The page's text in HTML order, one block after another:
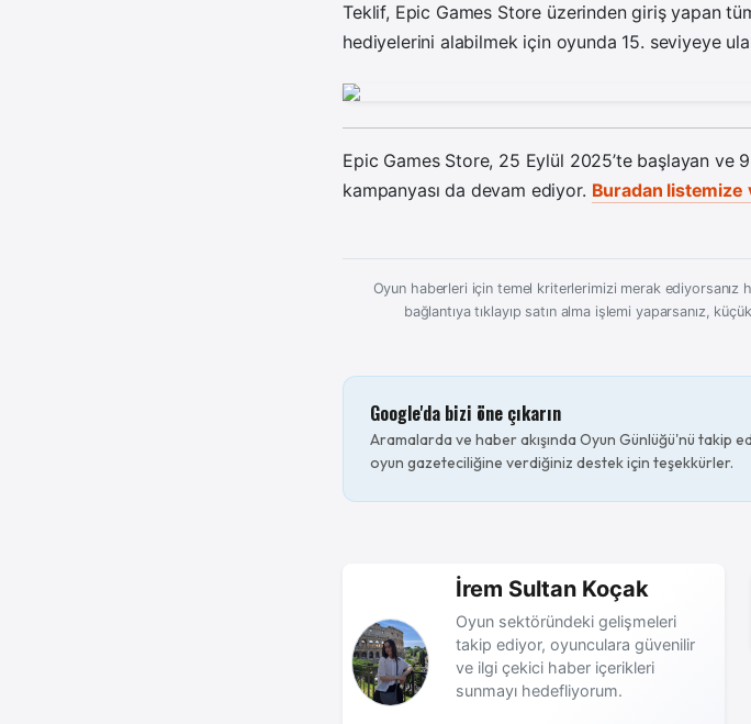
Teklif, Epic Games Store üzerinden giriş yapan
hediyelerini alabilmek için oyunda 15. seviyeye
Epic Games Store, 25 Eylül 2025’te başlayan ve
kampanyası da devam ediyor. Buradan listemize
Oyun haberleri için temel kriterlerimizi merak ediyorsanız
bağlantıya tıklayıp satın alma işlemi yaparsanız,
Google'da bizi öne çıkarın
Aramalarda ve haber akışında Oyun Günlüğü'nü takip
oyun gazeteciliğine verdiğiniz destek için teşekkürler.
İrem Sultan Koçak
Oyun sektöründeki gelişmeleri
takip ediyor, oyunculara güvenilir
ve ilgi çekici haber içerikleri
sunmayı hedefliyorum.